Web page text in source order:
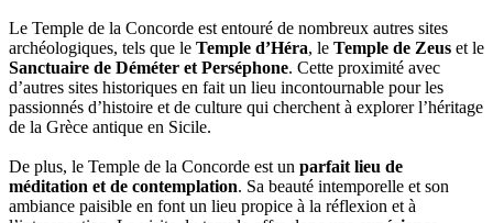
Le Temple de la Concorde est entouré de nombreux autres sites
archéologiques, tels que le Temple d’Héra, le Temple de Zeus et le
Sanctuaire de Déméter et Perséphone. Cette proximité avec
d’autres sites historiques en fait un lieu incontournable pour les
passionnés d’histoire et de culture qui cherchent à explorer l’héritage
de la Grèce antique en Sicile.
De plus, le Temple de la Concorde est un parfait lieu de
méditation et de contemplation. Sa beauté intemporelle et son
ambiance paisible en font un lieu propice à la réflexion et à